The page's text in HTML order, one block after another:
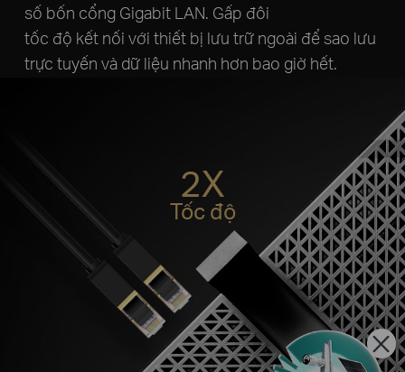
số bốn cổng Gigabit LAN. Gấp đôi
tốc độ kết nối với thiết bị lưu trữ ngoài để sao lưu
trực tuyến và dữ liệu nhanh hơn bao giờ hết.
2X
Tốc độ